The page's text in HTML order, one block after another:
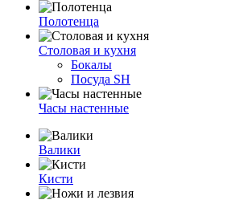
Полотенца
Столовая и кухня
Бокалы
Посуда SH
Часы настенные
Валики
Кисти